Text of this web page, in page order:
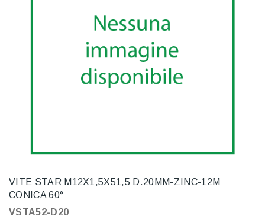
VITE STAR M12X1,5X51,5 D.20MM-ZINC-12M
CONICA 60°
VSTA52-D20